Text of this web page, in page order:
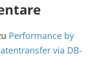
Performance by
via DB-